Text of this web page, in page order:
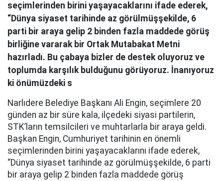
seçimlerinden birini yaşayacaklarını ifade ederek,
“Dünya siyaset tarihinde az görülmüşşekilde, 6
parti bir araya gelip 2 binden fazla maddede görüş
birliğine vararak bir Ortak Mutabakat Metni
hazırladı. Bu çabaya bizler de destek oluyoruz ve
toplumda karşılık bulduğunu görüyoruz. İnanıyoruz
ki önümüzdeki s
Narlıdere Belediye Başkanı Ali Engin, seçimlere 20
günden az bir süre kala, ilçedeki siyasi partilerin,
STK’ların temsilcileri ve muhtarlarla bir araya geldi.
Başkan Engin, Cumhuriyet tarihinin en önemli
seçimlerinden birini yaşayacaklarını ifade ederek,
“Dünya siyaset tarihinde az görülmüşşekilde, 6 parti
bir araya gelip 2 binden fazla maddede görüş